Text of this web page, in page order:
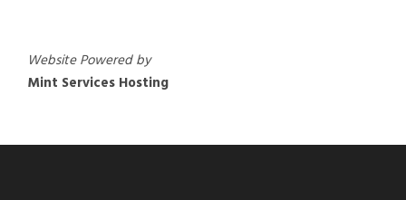
Website Powered by
Mint Services Hosting